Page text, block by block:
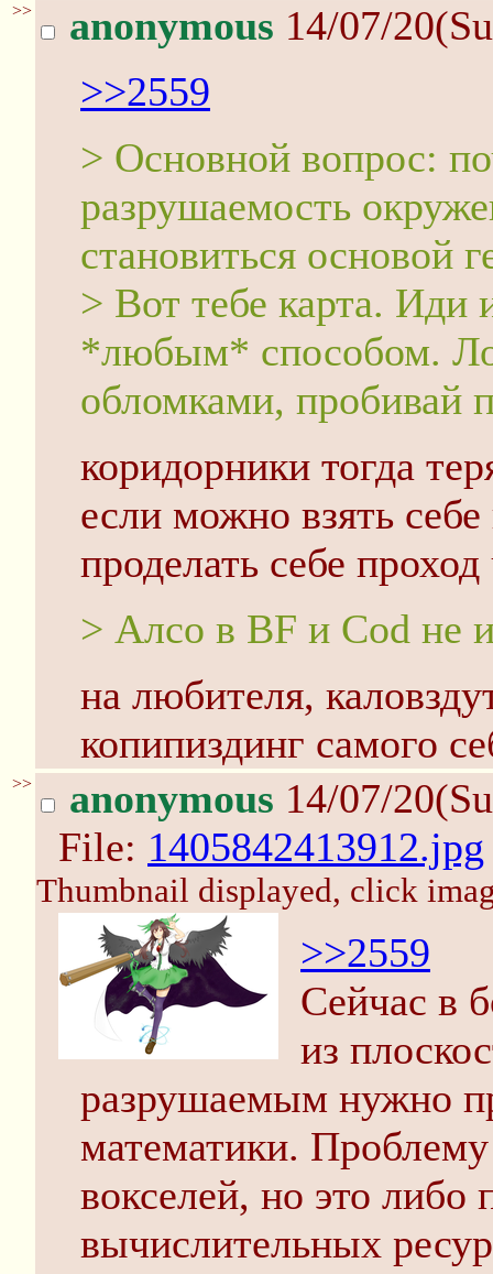
>> anonymous 14/07/
>>2559
> Основной вопрос:
разрушаемость
становиться основой
> Вот тебе карта. Иди
*любым* способом.
обломками, пробивай
коридорники тогда
если можно взять
проделать себе
> Алсо в BF и Cod не
на любителя,
копипиздинг самого
>> anonymous 14/07/
File: 1405842413912.jpg
Thumbnail displayed, click
>>2559
Сейчас в
из
разрушаемым нужно
математики.
вокселей, но это либо
вычислительных